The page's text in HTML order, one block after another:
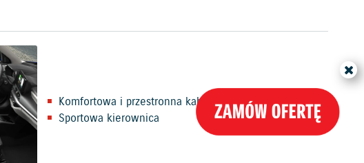
Komfortowa i przestronna kabina pasażerska
Sportowa kierownica